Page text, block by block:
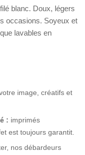
blanc. Doux, légers
occasions. Soyeux et
lavables en
image, créatifs et
: imprimés
est toujours garantit.
nos débardeurs